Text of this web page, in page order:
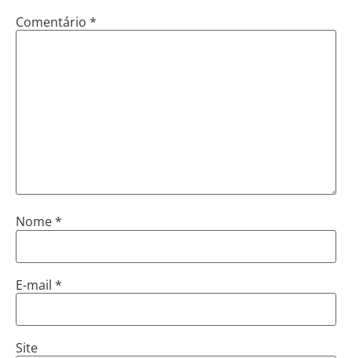
Comentário *
Nome*
E-mail *
Site